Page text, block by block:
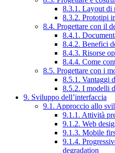
8.3.1. Layout di
8.3.2. Prototipi
8.4. Progettare con il
8.4.1.
8.4.2. Benefici
8.4.3. Risorse
8.4.4. Come
8.5. Progettare con i
8.5.1. Vantaggi
8.5.2. I modelli
9. Sviluppo dell’interfaccia
9.1. Approccio allo
9.1.1. Attività
9.1.2. Web
9.1.3. Mobile
9.1.4.
degradation